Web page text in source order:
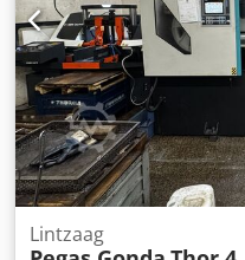
handbediening -
- 2 zaagbandsnelheden
Lintzaag